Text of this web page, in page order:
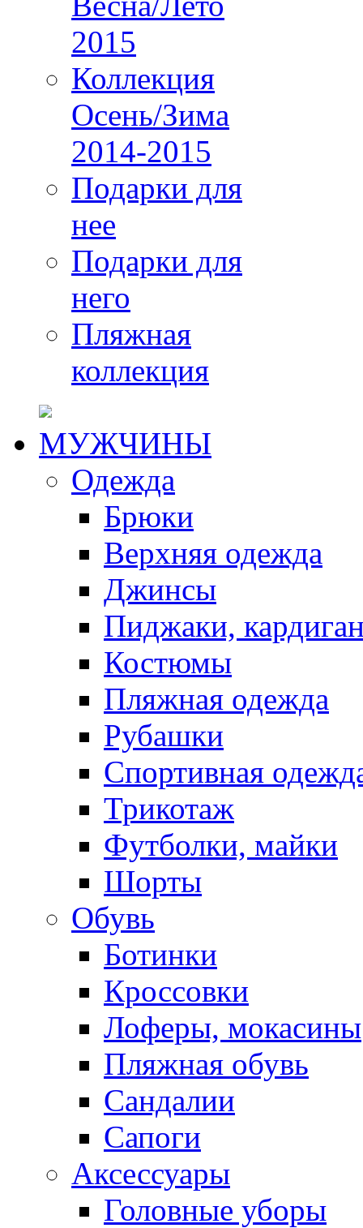
2015
Коллекция
Осень/Зима
2014-2015
Подарки для
нее
Подарки для
него
Пляжная
коллекция
МУЖЧИНЫ
Одежда
Брюки
Верхняя одежда
Джинсы
Пиджаки,
Костюмы
Пляжная одежда
Рубашки
Спортивная
Трикотаж
Футболки, майки
Шорты
Обувь
Ботинки
Кроссовки
Лоферы, мокасины
Пляжная обувь
Сандалии
Сапоги
Аксессуары
Головные уборы